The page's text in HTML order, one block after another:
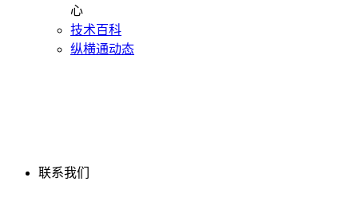
心
技术百科
纵横通动态
联系我们